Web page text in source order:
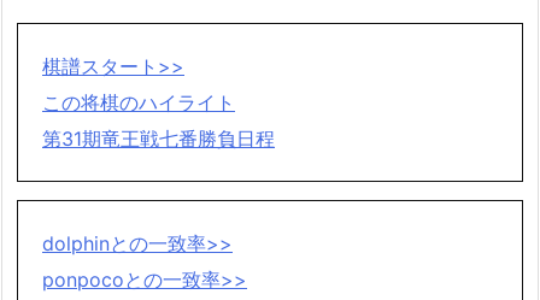
棋譜スタート>>
この将棋のハイライト
第31期竜王戦七番勝負日程
dolphinとの一致率>>
ponpocoとの一致率>>